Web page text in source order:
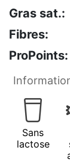
Gras sat.:
Fibres:
ProPoints:
Sans
lactose